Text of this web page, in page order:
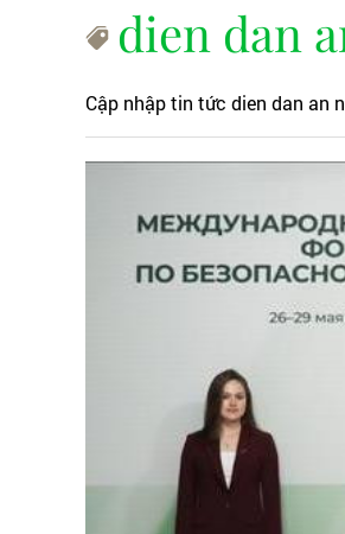
dien dan
Cập nhập tin tức dien dan an